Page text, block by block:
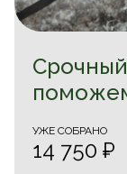
УЖЕ CОБРАНО
14 750 ₽